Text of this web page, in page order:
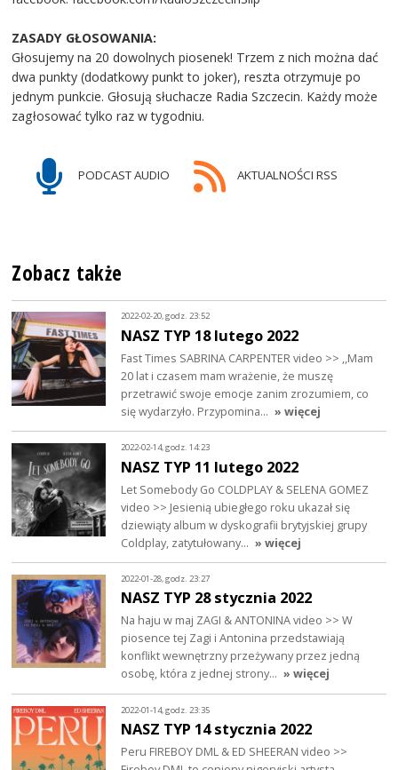
ZASADY GŁOSOWANIA:
Głosujemy na 20 dowolnych piosenek! Trzem z nich można dać
dwa punkty (dodatkowy punkt to joker), reszta otrzymuje po
jednym punkcie. Głosują słuchacze Radia Szczecin. Każdy może
zagłosować tylko raz w tygodniu.
PODCAST AUDIO AKTUALNOŚCI RSS
Zobacz także
2022-02-20, godz. 23:52
NASZ TYP 18 lutego 2022
Fast Times SABRINA CARPENTER video >> ,,Mam
20 lat i czasem mam wrażenie, że muszę
przetrawić swoje emocje zanim zrozumiem, co
się wydarzyło. Przypomina… » więcej
2022-02-14, godz. 14:23
NASZ TYP 11 lutego 2022
Let Somebody Go COLDPLAY & SELENA GOMEZ
video >> Jesienią ubiegłego roku ukazał się
dziewiąty album w dyskografii brytyjskiej grupy
Coldplay, zatytułowany… » więcej
2022-01-28, godz. 23:27
NASZ TYP 28 stycznia 2022
Na haju w maj ZAGI & ANTONINA video >> W
piosence tej Zagi i Antonina przedstawiają
konflikt wewnętrzny przeżywany przez jedną
osobę, która z jednej strony… » więcej
2022-01-14, godz. 23:35
NASZ TYP 14 stycznia 2022
Peru FIREBOY DML & ED SHEERAN video >>